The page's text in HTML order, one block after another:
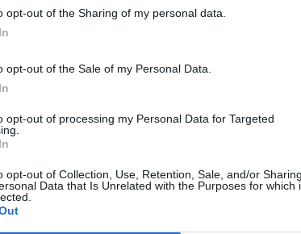
opt-out of the Sharing of my personal data.
opt-out of the Sale of my Personal Data.
opt-out of processing my Personal Data for Targeted
opt-out of Collection, Use, Retention, Sale, and/or Sharing
Data that Is Unrelated with the Purposes for which
PARLIAMENT BUILDING
#11591
Válasz